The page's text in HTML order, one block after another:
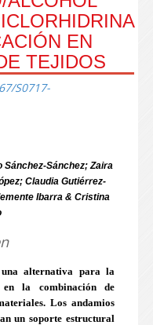
EN
TEJIDOS
S0717-
Sánchez-Sánchez; Zaira
Claudia Gutiérrez-
Ibarra & Cristina
alternativa para la
en la combinación de
Los andamios
un soporte estructural